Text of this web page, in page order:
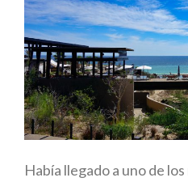
Había llegado a uno de